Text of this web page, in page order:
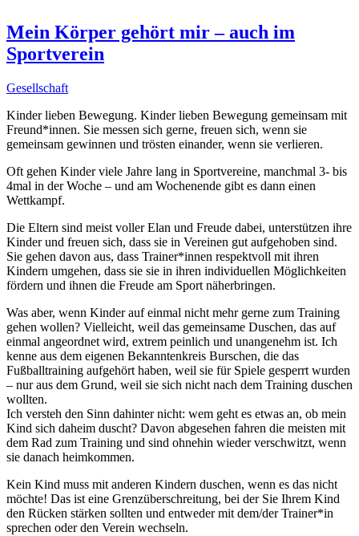
Mein Körper gehört mir – auch im
Sportverein
Gesellschaft
Kinder lieben Bewegung. Kinder lieben Bewegung gemeinsam mit
Freund*innen. Sie messen sich gerne, freuen sich, wenn sie
gemeinsam gewinnen und trösten einander, wenn sie verlieren.
Oft gehen Kinder viele Jahre lang in Sportvereine, manchmal 3- bis
4mal in der Woche – und am Wochenende gibt es dann einen
Wettkampf.
Die Eltern sind meist voller Elan und Freude dabei, unterstützen ihre
Kinder und freuen sich, dass sie in Vereinen gut aufgehoben sind.
Sie gehen davon aus, dass Trainer*innen respektvoll mit ihren
Kindern umgehen, dass sie sie in ihren individuellen Möglichkeiten
fördern und ihnen die Freude am Sport näherbringen.
Was aber, wenn Kinder auf einmal nicht mehr gerne zum Training
gehen wollen? Vielleicht, weil das gemeinsame Duschen, das auf
einmal angeordnet wird, extrem peinlich und unangenehm ist. Ich
kenne aus dem eigenen Bekanntenkreis Burschen, die das
Fußballtraining aufgehört haben, weil sie für Spiele gesperrt wurden
– nur aus dem Grund, weil sie sich nicht nach dem Training duschen
wollten.
Ich versteh den Sinn dahinter nicht: wem geht es etwas an, ob mein
Kind sich daheim duscht? Davon abgesehen fahren die meisten mit
dem Rad zum Training und sind ohnehin wieder verschwitzt, wenn
sie danach heimkommen.
Kein Kind muss mit anderen Kindern duschen, wenn es das nicht
möchte! Das ist eine Grenzüberschreitung, bei der Sie Ihrem Kind
den Rücken stärken sollten und entweder mit dem/der Trainer*in
sprechen oder den Verein wechseln.